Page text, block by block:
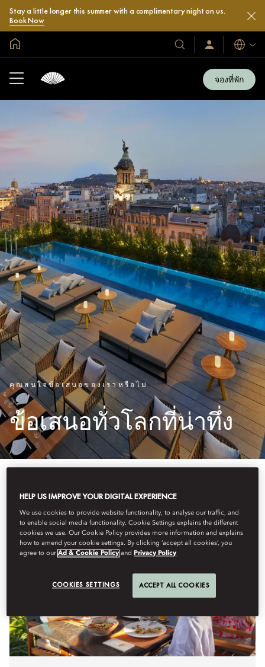
Stay a little longer this summer with a complimentary night on us.
Book Now
โรงแรม
และ
ลงชื่อ
เข้า
/
สมัคร
เข้า
ภาษา
จองที่พัก
คุณสนใจข้อเสนอของเราหรือไม่
ข้อเสนอทั่วโลกที่น่าทึ่ง
HELP US IMPROVE YOUR DIGITAL EXPERIENCE
We use cookies to provide website functionality, to analyse our traffic, and
to enable social media functionality. Cookie Settings explains the different
cookies we use. Our Cookie Policy provides more information and explains
how to amend your cookie settings. By clicking ‘accept all cookies’, you
agree to ourAd & Cookie Policy andPrivacy Policy
COOKIES SETTINGS ACCEPT ALL COOKIES